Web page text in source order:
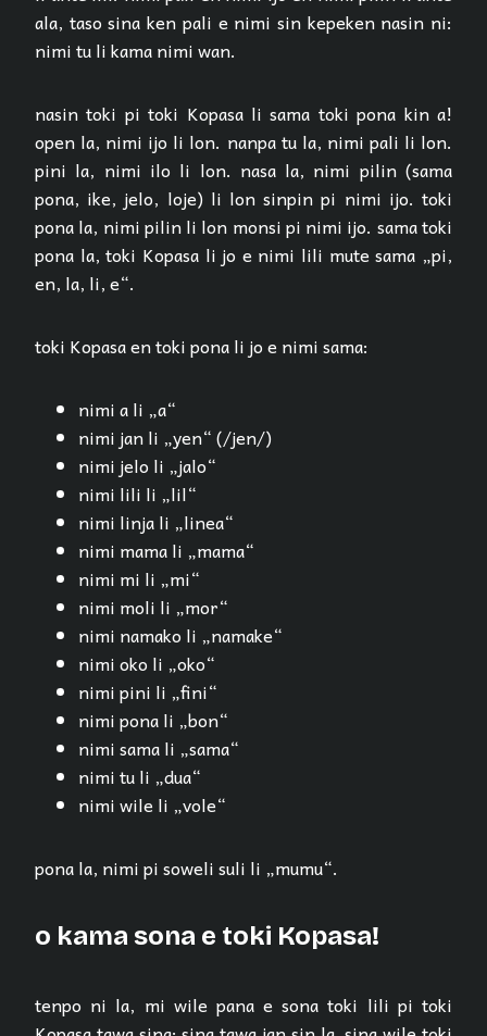
ala, taso sina ken pali e nimi sin kepeken nasin ni:
nimi tu li kama nimi wan.
nasin toki pi toki Kopasa li sama toki pona kin a!
open la, nimi ijo li lon. nanpa tu la, nimi pali li lon.
pini la, nimi ilo li lon. nasa la, nimi pilin (sama
pona, ike, jelo, loje) li lon sinpin pi nimi ijo. toki
pona la, nimi pilin li lon monsi pi nimi ijo. sama toki
pona la, toki Kopasa li jo e nimi lili mute sama „pi,
en, la, li, e“.
toki Kopasa en toki pona li jo e nimi sama:
nimi a li „a“
nimi jan li „yen“ (/jen/)
nimi jelo li „jalo“
nimi lili li „lil“
nimi linja li „linea“
nimi mama li „mama“
nimi mi li „mi“
nimi moli li „mor“
nimi namako li „namake“
nimi oko li „oko“
nimi pini li „fini“
nimi pona li „bon“
nimi sama li „sama“
nimi tu li „dua“
nimi wile li „vole“
pona la, nimi pi soweli suli li „mumu“.
o kama sona e toki Kopasa!
tenpo ni la, mi wile pana e sona toki lili pi toki